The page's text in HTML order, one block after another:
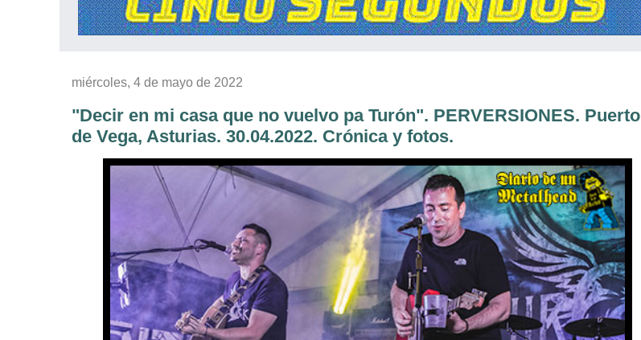
miércoles, 4 de mayo de 2022
"Decir en mi casa que no vuelvo pa Turón". PERVERSIONES. Puerto
de Vega, Asturias. 30.04.2022. Crónica y fotos.